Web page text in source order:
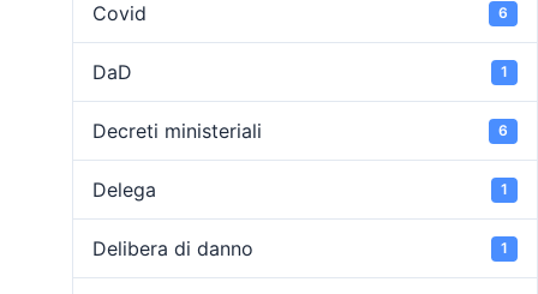
Covid 6
DaD 1
Decreti ministeriali 6
Delega 1
Delibera di danno 1